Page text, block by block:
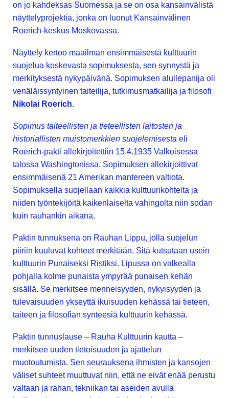
on jo kahdeksas Suomessa ja se on osa kansainvälistä
näyttelyprojektia, jonka on luonut Kansainvälinen
Roerich-keskus Moskovassa.
Näyttely kertoo maailman ensimmäisestä kulttuurin
suojelua koskevasta sopimuksesta, sen synnystä ja
merkityksestä nykypäivänä. Sopimuksen alullepanija oli
venäläissyntyinen taiteilija, tutkimusmatkailija ja filosofi
Nikolai Roerich.
Sopimus taiteellisten ja tieteellisten laitosten ja
historiallisten muistomerkkien suojelemisesta eli
Roerich-pakti allekirjoitettiin 15.4.1935 Valkoisessa
talossa Washingtonissa. Sopimuksen allekirjoittivat
ensimmäisenä 21 Amerikan mantereen valtiota.
Sopimuksella suojellaan kaikkia kulttuurikohteita ja
niiden työntekijöitä kaikenlaiselta vahingolta niin sodan
kuin rauhankin aikana.
Paktin tunnuksena on Rauhan Lippu, jolla suojelun
piiriin kuuluvat kohteet merkitään. Sitä kutsutaan usein
kulttuurin Punaiseksi Ristiksi. Lipussa on valkealla
pohjalla kolme punaista ympyrää punaisen kehän
sisällä. Se merkitsee menneisyyden, nykyisyyden ja
tulevaisuuden ykseyttä ikuisuuden kehässä tai tieteen,
taiteen ja filosofian synteesiä kulttuurin kehässä.
Paktin tunnuslause – Rauha Kulttuurin kautta –
merkitsee uuden tietoisuuden ja ajattelun
muotoutumista. Sen seurauksena ihmisten ja kansojen
väliset suhteet muuttuvat niin, että ne eivät enää perustu
valtaan ja rahan, tekniikan tai aseiden avulla